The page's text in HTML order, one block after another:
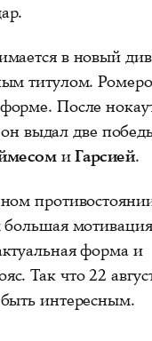
в новый
титулом.
После
выдал две
иГарсией.
форма и
Так что 22
интересным.